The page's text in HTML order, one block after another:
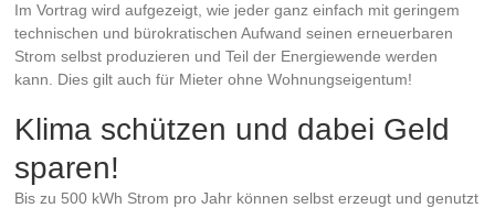
Im Vortrag wird aufgezeigt, wie jeder ganz einfach mit geringem
technischen und bürokratischen Aufwand seinen erneuerbaren
Strom selbst produzieren und Teil der Energiewende werden
kann. Dies gilt auch für Mieter ohne Wohnungseigentum!
Klima schützen und dabei Geld
sparen!
Bis zu 500 kWh Strom pro Jahr können selbst erzeugt und genutzt